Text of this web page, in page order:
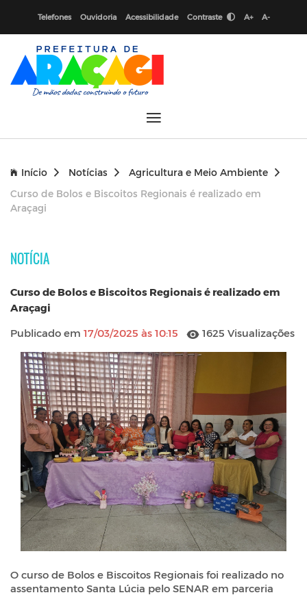
Telefones Ouvidoria Acessibilidade Contraste A+ A-
Início Notícias
Agricultura e Meio Ambiente
Curso de Bolos e Biscoitos Regionais é realizado em
Araçagi
NOTÍCIA
Curso de Bolos e Biscoitos Regionais é realizado em
Araçagi
Publicado em 17/03/2025 às 10:15 1625 Visualizações
O curso de Bolos e Biscoitos Regionais foi realizado no
assentamento Santa Lúcia pelo SENAR em parceria